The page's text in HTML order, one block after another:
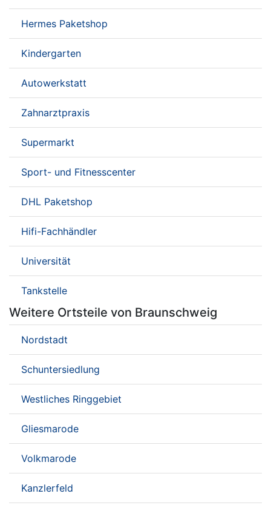
Weitere Ortsteile von Braunschweig
Nordstadt
Schuntersiedlung
Westliches Ringgebiet
Gliesmarode
Volkmarode
Kanzlerfeld
Hermes Paketshop
Kindergarten
Autowerkstatt
Zahnarztpraxis
Supermarkt
Sport- und Fitnesscenter
DHL Paketshop
Hifi-Fachhändler
Universität
Tankstelle